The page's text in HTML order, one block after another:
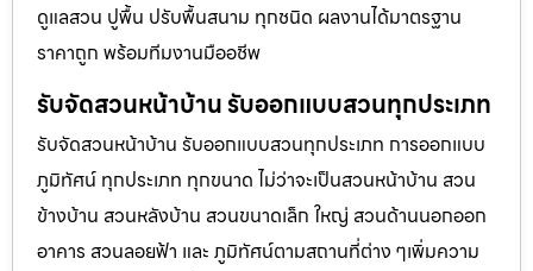
ดูแลสวน ปูพื้น ปรับพื้นสนาม ทุกชนิด ผลงานได้มาตรฐาน
ราคาถูก พร้อมทีมงานมืออชีพ
รับจัดสวนหน้าบ้าน รับออกแบบสวนทุกประเภท
รับจัดสวนหน้าบ้าน รับออกแบบสวนทุกประเภท การออกแบบ
ภูมิทัศน์ ทุกประเภท ทุกขนาด ไม่ว่าจะเป็นสวนหน้าบ้าน สวน
ข้างบ้าน สวนหลังบ้าน สวนขนาดเล็ก ใหญ่ สวนด้านนอกออก
อาคาร สวนลอยฟ้า และ ภูมิทัศน์ตามสถานที่ต่าง ๆเพิ่มความ